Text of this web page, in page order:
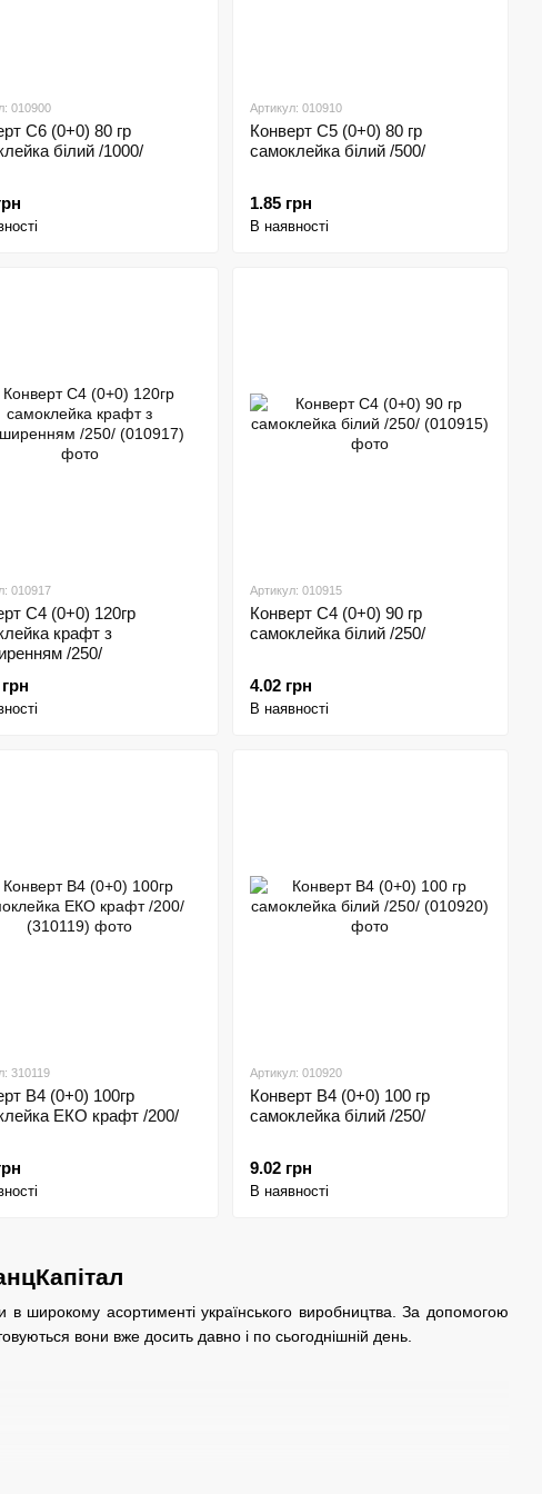
в широкому асортименті українського виробництва. За допомогою
вони вже досить давно і по сьогоднішній день.
010900
С6 (0+0) 80 гр
білий /1000/
Артикул: 010910
Конверт С5 (0+0) 80 гр
самоклейка білий /500/
1.85 грн
В наявності
010917
С4 (0+0) 120гр
крафт з
/250/
Артикул: 010915
Конверт С4 (0+0) 90 гр
самоклейка білий /250/
4.02 грн
В наявності
310119
В4 (0+0) 100гр
ЕКО крафт /200/
Артикул: 010920
Конверт В4 (0+0) 100 гр
самоклейка білий /250/
9.02 грн
В наявності